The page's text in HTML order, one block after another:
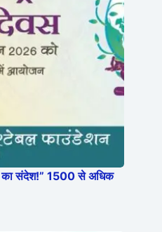
का संदेश!” 1500 से अधिक